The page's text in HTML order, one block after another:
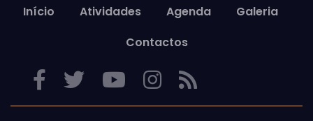
Início Atividades Agenda
Galeria
Contactos